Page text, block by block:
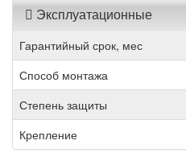
Эксплуатационные
Гарантийный срок, мес
Способ монтажа
Степень защиты
Крепление